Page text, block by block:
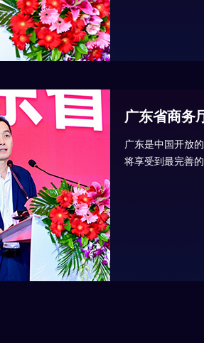
广东省商务
广东是中国开放
将享受到最完善